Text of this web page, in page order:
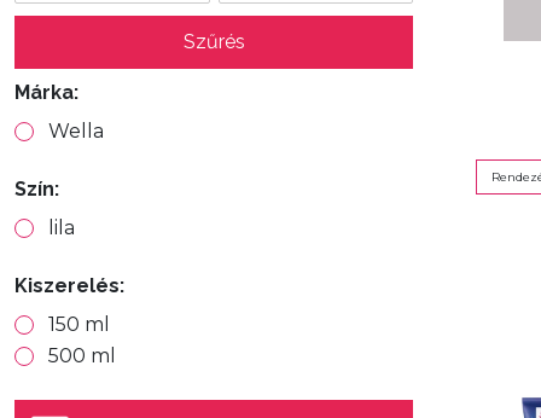
Szűrés
Márka:
Wella
Szín:
lila
Kiszerelés:
150 ml
500 ml